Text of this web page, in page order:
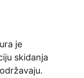
je
skidanja